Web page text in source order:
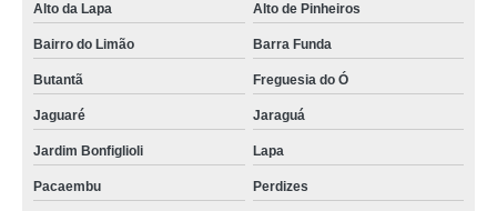
charuto de chocolate personalizado preços Jardim América
charuto de chocolate batizado preços Vila Andrade
charutos de chocolate de maternidade Itaim Paulista
charutos de chocolate lembrança maternidade Artur Alvim
preço de charuto de chocolate recheado São Bernardo do Campo
charuto de chocolate para maternidade preços Capão Redondo
Alto da Lapa
Alto de Pinheiros
Bairro do Limão Barra Funda
Butantã Freguesia do Ó
Jaguaré Jaraguá
Jardim Bonfiglioli Lapa
Pacaembu Perdizes